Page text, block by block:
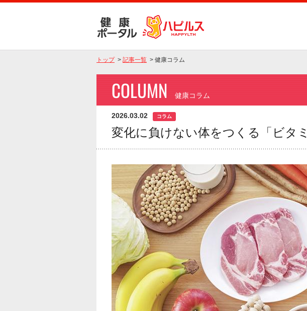
トップ > 記事一覧 > 健康コラム
COLUMN 健康コラム
2026.03.02 コラム
変化に負けない体をつくる「ビタ